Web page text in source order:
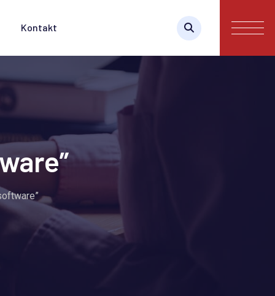
Kontakt